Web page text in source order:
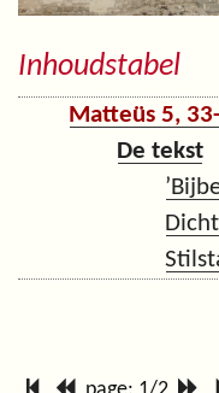
Inhoudstabel
Matteüs 5,
De tekst